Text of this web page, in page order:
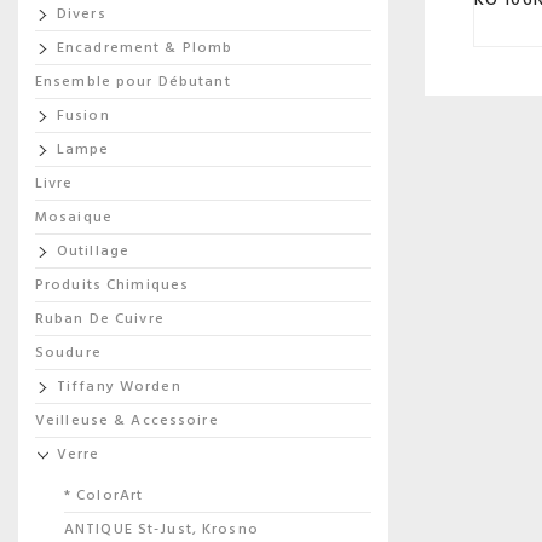
Divers
Encadrement & Plomb
Ensemble pour Débutant
Fusion
Lampe
Livre
Mosaique
Outillage
Produits Chimiques
Ruban De Cuivre
Soudure
Tiffany Worden
Veilleuse & Accessoire
Verre
* ColorArt
ANTIQUE St-Just, Krosno